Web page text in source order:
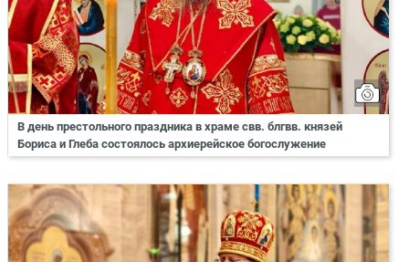
В день престольного праздника в храме свв. блгвв. князей
Бориса и Глеба состоялось архиерейское богослужение